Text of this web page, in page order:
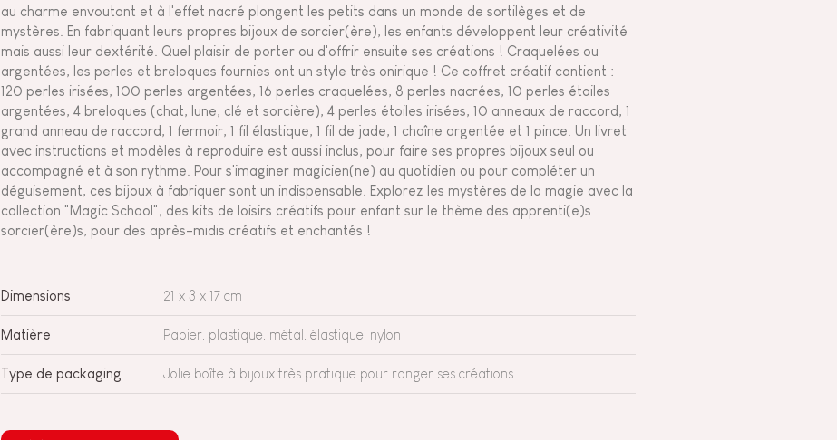
au charme envoutant et à l'effet nacré plongent les petits dans un monde de sortilèges et de
mystères. En fabriquant leurs propres bijoux de sorcier(ère), les enfants développent leur créativité
mais aussi leur dextérité. Quel plaisir de porter ou d'offrir ensuite ses créations ! Craquelées ou
argentées, les perles et breloques fournies ont un style très onirique ! Ce coffret créatif contient :
120 perles irisées, 100 perles argentées, 16 perles craquelées, 8 perles nacrées, 10 perles étoiles
argentées, 4 breloques (chat, lune, clé et sorcière), 4 perles étoiles irisées, 10 anneaux de raccord, 1
grand anneau de raccord, 1 fermoir, 1 fil élastique, 1 fil de jade, 1 chaîne argentée et 1 pince. Un livret
avec instructions et modèles à reproduire est aussi inclus, pour faire ses propres bijoux seul ou
accompagné et à son rythme. Pour s'imaginer magicien(ne) au quotidien ou pour compléter un
déguisement, ces bijoux à fabriquer sont un indispensable. Explorez les mystères de la magie avec la
collection "Magic School", des kits de loisirs créatifs pour enfant sur le thème des apprenti(e)s
sorcier(ère)s, pour des après-midis créatifs et enchantés !
Dimensions 21 x 3 x 17 cm
Matière Papier, plastique, métal, élastique, nylon
Type de packaging Jolie boîte à bijoux très pratique pour ranger ses créations